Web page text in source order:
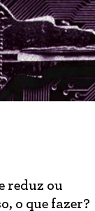
reduz ou
o que fazer?